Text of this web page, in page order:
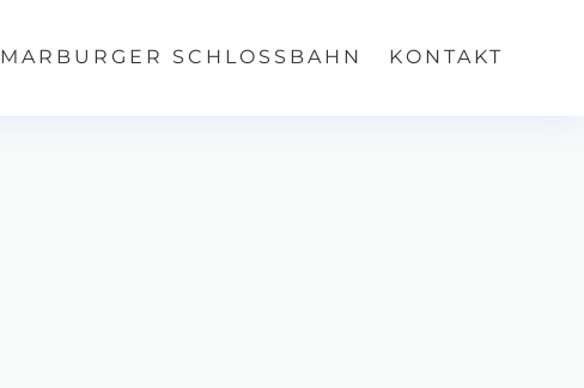
MARBURGER SCHLOSSBAHN KONTAKT